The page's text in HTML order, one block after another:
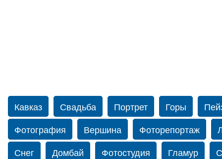
Кавказ Свадьба Портрет Горы
Фотография
Вершина Фоторепортаж
Снег
Домбай Фотостудия Гламур